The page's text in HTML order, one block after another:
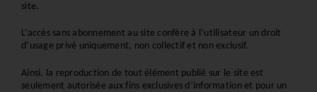
site.
L’accès sans abonnement au site confère à l’utilisateur un droit
d’usage privé uniquement, non collectif et non exclusif.
Ainsi, la reproduction de tout élément publié sur le site est
seulement autorisée aux fins exclusives d’information et pour un